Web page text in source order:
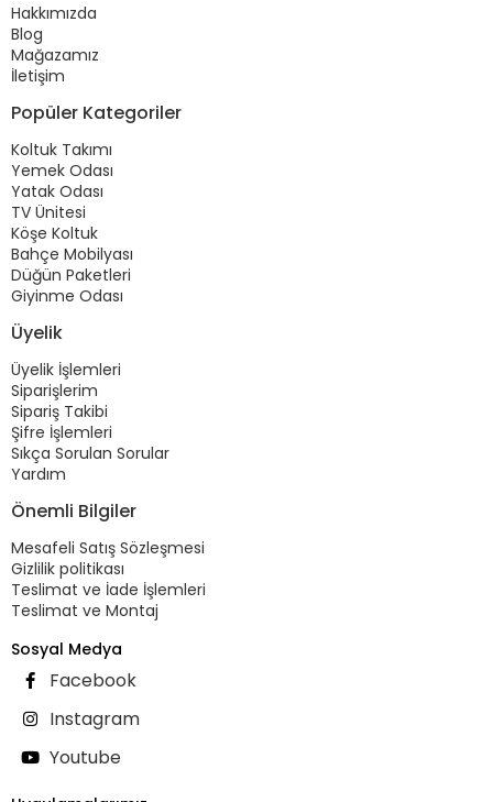
Hakkımızda
Blog
Mağazamız
İletişim
Popüler Kategoriler
Koltuk Takımı
Yemek Odası
Yatak Odası
TV Ünitesi
Köşe Koltuk
Bahçe Mobilyası
Düğün Paketleri
Giyinme Odası
Üyelik
Üyelik İşlemleri
Siparişlerim
Sipariş Takibi
Şifre İşlemleri
Sıkça Sorulan Sorular
Yardım
Önemli Bilgiler
Mesafeli Satış Sözleşmesi
Gizlilik politikası
Teslimat ve İade İşlemleri
Teslimat ve Montaj
Sosyal Medya
Facebook
Instagram
Youtube